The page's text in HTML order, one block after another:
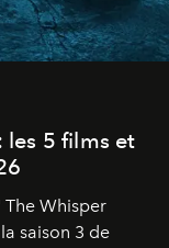
les 5 films et
The Whisper
saison 3 de